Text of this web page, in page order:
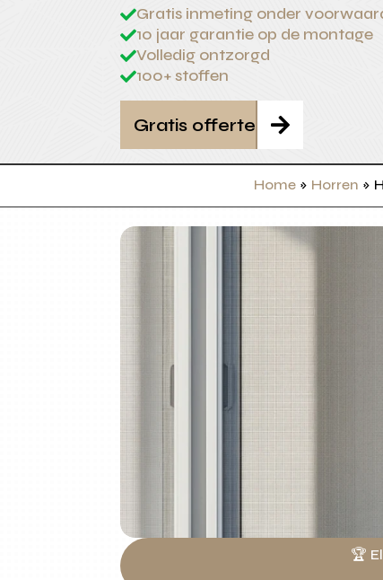
Gratis inmeting onder
10 jaar garantie op de montage
Volledig ontzorgd
100+ stoffen

Gratis offerte
Home » Horren »
🏆